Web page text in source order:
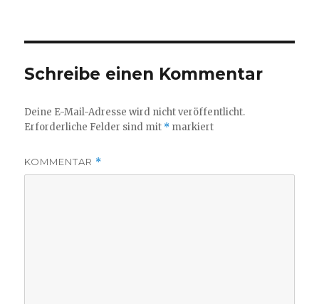
Schreibe einen Kommentar
Deine E-Mail-Adresse wird nicht veröffentlicht.
Erforderliche Felder sind mit * markiert
KOMMENTAR *